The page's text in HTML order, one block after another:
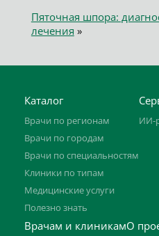
Пяточная шпора:
лечения »
Каталог
Врачи по регионам
Врачи по городам
Врачи по специальностям
Клиники по типам
Медицинские услуги
Полезно знать
ИИ-
Врачам и клиникамО